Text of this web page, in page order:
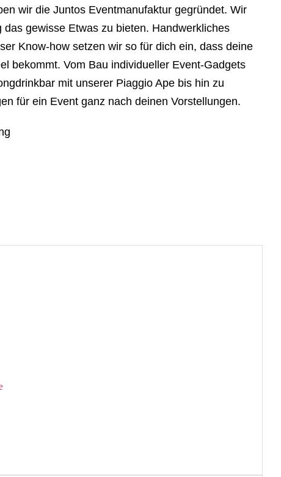
wir die Juntos Eventmanufaktur gegründet. Wir
gewisse Etwas zu bieten. Handwerkliches
Know-how setzen wir so für dich ein, dass deine
bekommt. Vom Bau individueller Event-Gadgets
mit unserer Piaggio Ape bis hin zu
für ein Event ganz nach deinen Vorstellungen.